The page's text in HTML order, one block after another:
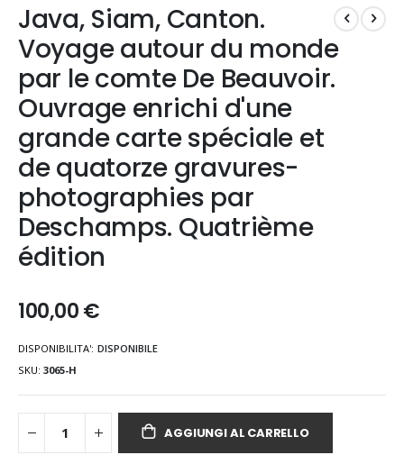
all'inizio
della
galleria
di
immagini
Java, Siam, Canton.
Voyage autour du monde
par le comte De Beauvoir.
Ouvrage enrichi d'une
grande carte spéciale et
de quatorze gravures-
photographies par
Deschamps. Quatrième
édition
100,00 €
DISPONIBILITA': DISPONIBILE
SKU 3065-H
AGGIUNGI AL CARRELLO